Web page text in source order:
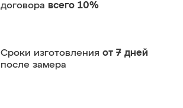
договора всего 10%
Сроки изготовления от 7 дней
после замера